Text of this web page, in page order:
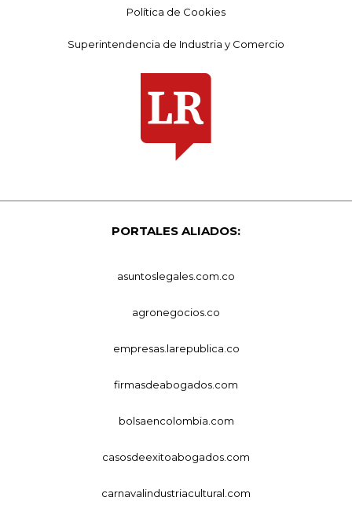
Política de Cookies
Superintendencia de Industria y Comercio
PORTALES ALIADOS:
asuntoslegales.com.co
agronegocios.co
empresas.larepublica.co
firmasdeabogados.com
bolsaencolombia.com
casosdeexitoabogados.com
carnavalindustriacultural.com